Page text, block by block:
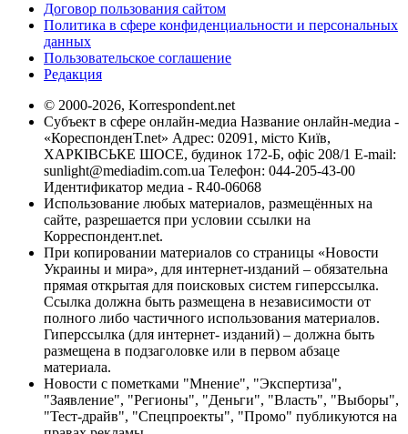
Договор пользования сайтом
Политика в сфере конфиденциальности и персональных
данных
Пользовательское соглашение
Редакция
© 2000-2026, Korrespondent.net
Субъект в сфере онлайн-медиа Название онлайн-медиа -
«КореспонденТ.net» Адрес: 02091, місто Київ,
ХАРКІВСЬКЕ ШОСЕ, будинок 172-Б, офіс 208/1 E-mail:
sunlight@mediadim.com.ua Телефон: 044-205-43-00
Идентификатор медиа - R40-06068
Использование любых материалов, размещённых на
сайте, разрешается при условии ссылки на
Корреспондент.net.
При копировании материалов со страницы «Новости
Украины и мира», для интернет-изданий – обязательна
прямая открытая для поисковых систем гиперссылка.
Ссылка должна быть размещена в независимости от
полного либо частичного использования материалов.
Гиперссылка (для интернет- изданий) – должна быть
размещена в подзаголовке или в первом абзаце
материала.
Новости с пометками "Мнение", "Экспертиза",
"Заявление", "Регионы", "Деньги", "Власть", "Выборы",
"Тест-драйв", "Спецпроекты", "Промо" публикуются на